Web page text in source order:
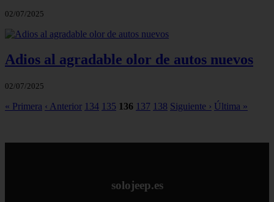
02/07/2025
Adios al agradable olor de autos nuevos
02/07/2025
« Primera ‹ Anterior 134 135 136 137 138 Siguiente › Última »
solojeep.es